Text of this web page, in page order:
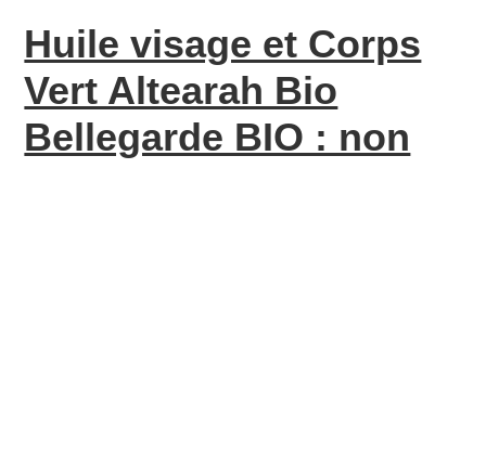
Huile visage et Corps
Vert Altearah Bio
Bellegarde BIO : non